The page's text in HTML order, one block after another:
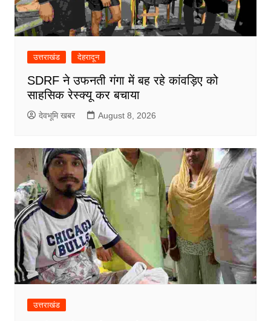
उत्तराखंड देहरादून
SDRF ने उफनती गंगा में बह रहे कांवड़िए को
साहसिक रेस्क्यू कर बचाया
देवभूमि खबर August 8, 2026
उत्तराखंड